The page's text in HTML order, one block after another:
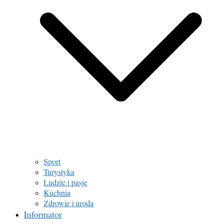
Sport
Turystyka
Ludzie i pasje
Kuchnia
Zdrowie i uroda
Informator